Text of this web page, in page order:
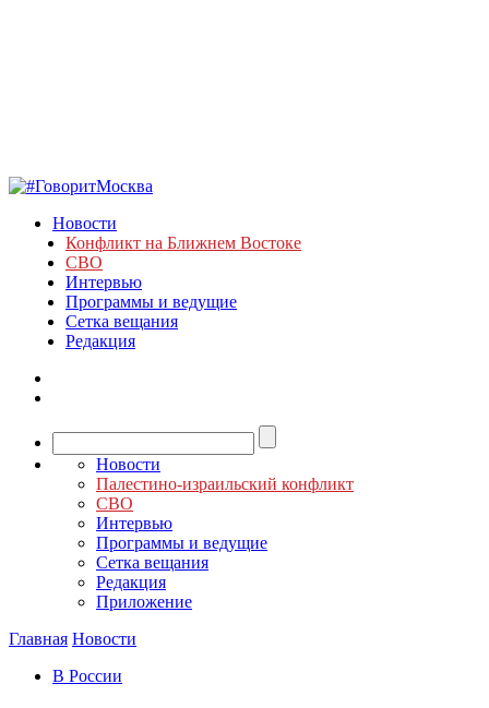
Новости
Конфликт на Ближнем Востоке
СВО
Интервью
Программы и ведущие
Сетка вещания
Редакция
Новости
Палестино-израильский конфликт
СВО
Интервью
Программы и ведущие
Сетка вещания
Редакция
Приложение
Главная Новости
В России